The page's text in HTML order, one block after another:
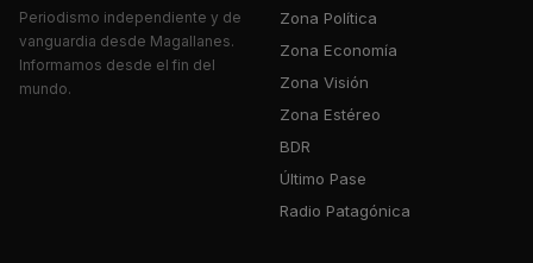
Periodismo independiente y de
vanguardia desde Magallanes.
Informamos desde el fin del
mundo.
Zona Política
Zona Economía
Zona Visión
Zona Estéreo
BDR
Último Pase
Radio Patagónica